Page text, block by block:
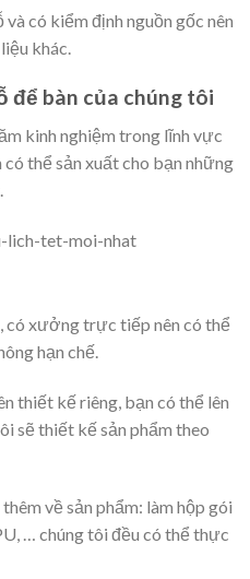
có kiểm định nguồn gốc nên
khác.
để bàn của chúng tôi
kinh nghiệm trong lĩnh vực
thể sản xuất cho bạn những
có xưởng trực tiếp nên có thể
hạn chế.
thiết kế riêng, bạn có thể lên
sẽ thiết kế sản phẩm theo
về sản phẩm: làm hộp gói
… chúng tôi đều có thể thực